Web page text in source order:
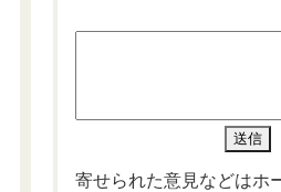
寄せられた意見などはホ